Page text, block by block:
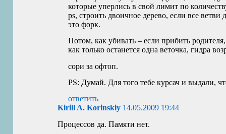
которые уперлись в свой лимит по
ps, строить двоичное дерево, если все
это форк.
Потом, как убивать – если прибить
как только останется одна веточка, гидра
сори за офтоп.
PS: Думай. Для того тебе курсач и выдали,
ответить
Kirill A. Korinskiy 14.05.2009 19:44
Процессов да. Памяти нет.